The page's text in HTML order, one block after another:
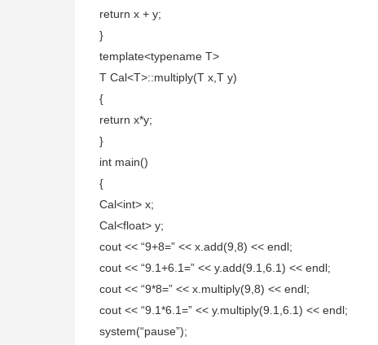
return x + y;
}
template<typename T>
T Cal<T>::multiply(T x,T y)
{
return x*y;
}
int main()
{
Cal<int> x;
Cal<float> y;
cout << “9+8=” << x.add(9,8) << endl;
cout << “9.1+6.1=” << y.add(9.1,6.1) << endl;
cout << “9*8=” << x.multiply(9,8) << endl;
cout << “9.1*6.1=” << y.multiply(9.1,6.1) << endl;
system(“pause”);